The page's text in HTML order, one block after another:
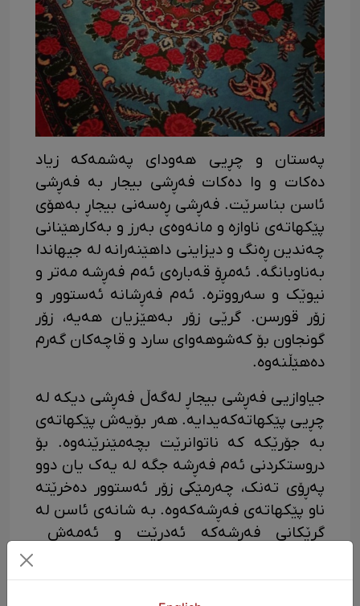
پەستان و چڕیی هەودای پەشمەکە زیاد
دەکات و وا دەکات فەڕشی بیجار بە فەڕشی
ئاسن بناسرێت. فەڕشی ڕەسەنی بیجاڕ بەهۆی
پێکهاتەی ناوازە و مانەوەی بەرز و بەکارهێنانی
چەندین ڕەنگ و دیزاینی داهێنەرانە لە جیهاندا
بەناوبانگە. ئەمڕۆ قەبارەی ئەم فەڕشە مەتر و
نیوێک و سەرووترە. ئەم فەڕشانە ئەستوور و
زۆر قورسن. گرێی زۆر بەهێزیان هەیە، زۆر
گونجاون بۆ کەشوهەوای سارد و قاچەکان گەرم
دەهێڵنەوە.
جیاوازیی فەڕشی بیجاڕ لەگەڵ فەڕشی دیکە لە
چڕیی پێکهاتەکەیدایە. هەر بۆیەش پێکهاتەی
بە جۆرێکە کە ناتوانرێت بچەمێنرێنەوە. بۆ
دروستکردنی ئەم فەڕشە جگە لە یەک یان دوو
پەڕۆی تەنک، چەرمێکی زۆر ئەستوور دەخرێتە
ناو پێکهاتەی فەڕشەکەوە. بە شانەی ئاسن لە
گرێکانی فەڕشەکە ئەدرێت و ئەمەش